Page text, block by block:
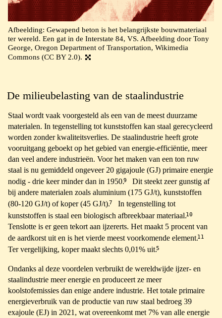
Afbeelding: Gewapend beton is het belangrijkste bouwmateriaal
ter wereld. Een gat in de Interstate 84, VS. Afbeelding door Tony
George, Oregon Department of Transportation, Wikimedia
Commons (CC BY 2.0).
De milieubelasting van de staalindustrie
Staal wordt vaak voorgesteld als een van de meest duurzame
materialen. In tegenstelling tot kunststoffen kan staal gerecycleerd
worden zonder kwaliteitsverlies. De staalindustrie heeft grote
vooruitgang geboekt op het gebied van energie-efficiëntie, meer
dan veel andere industrieën. Voor het maken van een ton ruw
staal is nu gemiddeld ongeveer 20 gigajoule (GJ) primaire energie
nodig - drie keer minder dan in 1950.9
Dit steekt zeer gunstig af
bij andere materialen zoals aluminium (175 GJ/t), kunststoffen
(80-120 GJ/t) of koper (45 GJ/t).7
In tegenstelling tot
kunststoffen is staal een biologisch afbreekbaar materiaal.10
Tenslotte is er geen tekort aan ijzererts. Het maakt 5 procent van
de aardkorst uit en is het vierde meest voorkomende element.11
Ter vergelijking, koper maakt slechts 0,01% uit.5
Ondanks al deze voordelen verbruikt de wereldwijde ijzer- en
staalindustrie meer energie en produceert ze meer
koolstofemissies dan enige andere industrie. Het totale primaire
energieverbruik van de productie van ruw staal bedroeg 39
exajoule (EJ) in 2021, wat overeenkomt met 7% van alle energie